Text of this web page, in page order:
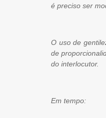
é preciso ser
O uso de
de
do interlocutor.
Em tempo: